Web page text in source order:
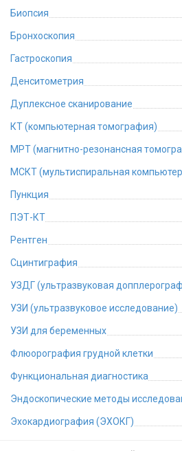
Биопсия
Бронхоскопия
Гастроскопия
Денситометрия
Дуплексное сканирование
КТ (компьютерная томография)
МРТ (магнитно-резонансная
МСКТ (мультиспиральная
Пункция
ПЭТ-КТ
Рентген
Сцинтиграфия
УЗДГ (ультразвуковая
УЗИ (ультразвуковое исследование)
УЗИ для беременных
Флюорография грудной клетки
Функциональная диагностика
Эндоскопические методы
Эхокардиография (ЭХОКГ)